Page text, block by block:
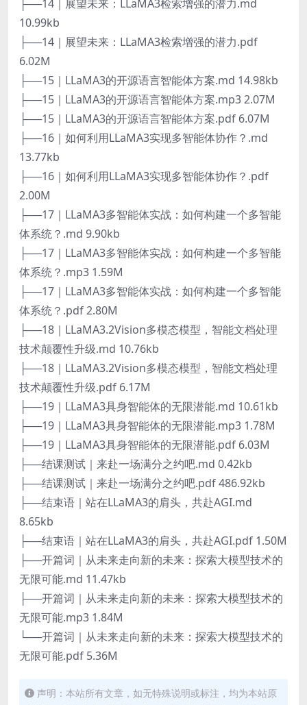
├──14｜展望未来：LLaMA3检索增强的潜力.md
10.99kb
├──14｜展望未来：LLaMA3检索增强的潜力.pdf
6.02M
├──15｜LLaMA3的开源语言智能体方案.md 14.98kb
├──15｜LLaMA3的开源语言智能体方案.mp3 2.07M
├──15｜LLaMA3的开源语言智能体方案.pdf 6.07M
├──16｜如何利用LLaMA3实现多智能体协作？.md
13.77kb
├──16｜如何利用LLaMA3实现多智能体协作？.pdf
2.00M
├──17｜LLaMA3多智能体实战：如何构建一个多智能
体系统？.md 9.90kb
├──17｜LLaMA3多智能体实战：如何构建一个多智能
体系统？.mp3 1.59M
├──17｜LLaMA3多智能体实战：如何构建一个多智能
体系统？.pdf 2.80M
├──18｜LLaMA3.2Vision多模态模型，智能文档处理
技术颠覆性升级.md 10.76kb
├──18｜LLaMA3.2Vision多模态模型，智能文档处理
技术颠覆性升级.pdf 6.17M
├──19｜LLaMA3具身智能体的无限潜能.md 10.61kb
├──19｜LLaMA3具身智能体的无限潜能.mp3 1.78M
├──19｜LLaMA3具身智能体的无限潜能.pdf 6.03M
├──结课测试｜来赴一场满分之约吧.md 0.42kb
├──结课测试｜来赴一场满分之约吧.pdf 486.92kb
├──结束语｜站在LLaMA3的肩头，共赴AGI.md
8.65kb
├──结束语｜站在LLaMA3的肩头，共赴AGI.pdf 1.50M
├──开篇词｜从未来走向新的未来：探索大模型技术的
无限可能.md 11.47kb
├──开篇词｜从未来走向新的未来：探索大模型技术的
无限可能.mp3 1.84M
└──开篇词｜从未来走向新的未来：探索大模型技术的
无限可能.pdf 5.36M
声明：本站所有文章，如无特殊说明或标注，均为本站原